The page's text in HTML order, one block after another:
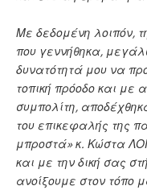
Με δεδομένη λοιπόν,
που γεννήθηκα,
δυνατότητά μου να
τοπική πρόοδο και με
συμπολίτη,
του επικεφαλής της
μπροστά» κ. Κώστα
και με την δική σας
ανοίξουμε στον τόπο